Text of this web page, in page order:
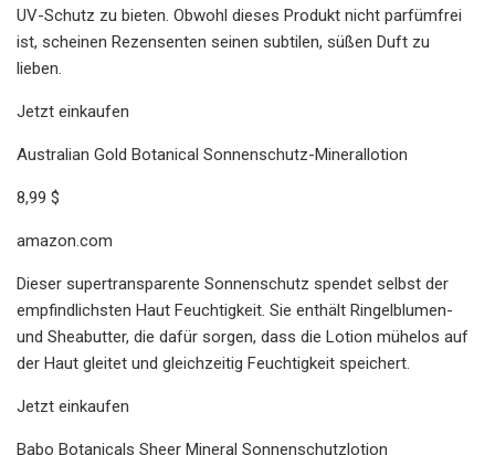
UV-Schutz zu bieten. Obwohl dieses Produkt nicht parfümfrei
ist, scheinen Rezensenten seinen subtilen, süßen Duft zu
lieben.
Jetzt einkaufen
Australian Gold Botanical Sonnenschutz-Minerallotion
8,99 $
amazon.com
Dieser supertransparente Sonnenschutz spendet selbst der
empfindlichsten Haut Feuchtigkeit. Sie enthält Ringelblumen-
und Sheabutter, die dafür sorgen, dass die Lotion mühelos auf
der Haut gleitet und gleichzeitig Feuchtigkeit speichert.
Jetzt einkaufen
Babo Botanicals Sheer Mineral Sonnenschutzlotion